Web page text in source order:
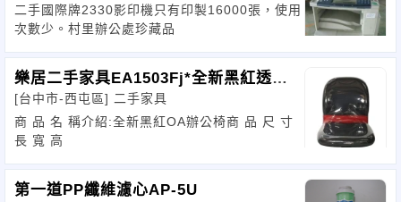
二手國際牌2330影印機只有印製16000張，使用
次數少。村里辦公處珍藏品
樂居二手家具EA1503Fj*全新黑紅透氣
辦公椅
[台中市-西屯區] 二手家具
商 品 名 稱介紹:全新黑紅OA辦公椅商 品 尺 寸
長 寬 高
第一道PP纖維濾心AP-5U